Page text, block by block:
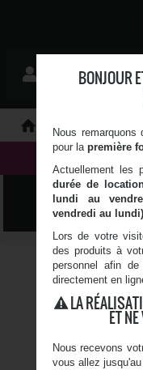
Se connecter
BONJOUR
Nous
pour la première
Actuellement les
durée de
lundi au
vendredi au lundi)
Lors de votre
des produits à
personnel afin
directement en
LA
ET
Nous recevons
vous allez